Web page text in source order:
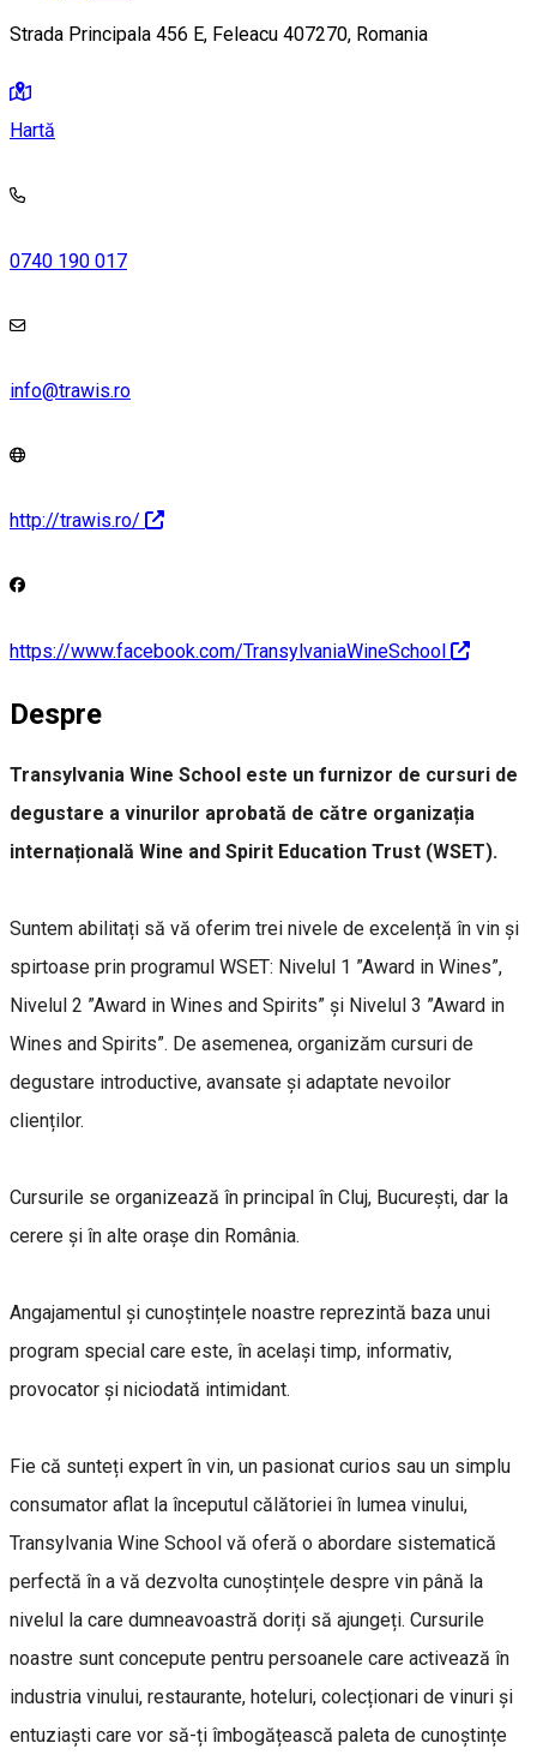
Strada Principala 456 E, Feleacu 407270, Romania
Hartă
0740 190 017
info@trawis.ro
http://trawis.ro/
https://www.facebook.com/TransylvaniaWineSchool
Despre
Transylvania Wine School este un furnizor de cursuri de
degustare a vinurilor aprobată de către organizația
internațională Wine and Spirit Education Trust (WSET).
Suntem abilitați să vă oferim trei nivele de excelență în vin și
spirtoase prin programul WSET: Nivelul 1 ”Award in Wines”,
Nivelul 2 ”Award in Wines and Spirits” și Nivelul 3 ”Award in
Wines and Spirits”. De asemenea, organizăm cursuri de
degustare introductive, avansate și adaptate nevoilor
clienților.
Cursurile se organizează în principal în Cluj, București, dar la
cerere și în alte orașe din România.
Angajamentul și cunoștințele noastre reprezintă baza unui
program special care este, în același timp, informativ,
provocator și niciodată intimidant.
Fie că sunteți expert în vin, un pasionat curios sau un simplu
consumator aflat la începutul călătoriei în lumea vinului,
Transylvania Wine School vă oferă o abordare sistematică
perfectă în a vă dezvolta cunoștințele despre vin până la
nivelul la care dumneavoastră doriți să ajungeți. Cursurile
noastre sunt concepute pentru persoanele care activează în
industria vinului, restaurante, hoteluri, colecționari de vinuri și
entuziaști care vor să-ți îmbogățească paleta de cunoștințe